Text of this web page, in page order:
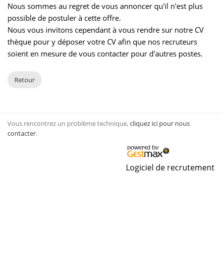
Nous sommes au regret de vous annoncer qu'il n'est plus
possible de postuler à cette offre.
Nous vous invitons cependant à vous rendre sur notre CV
thèque pour y déposer votre CV afin que nos recruteurs
soient en mesure de vous contacter pour d'autres postes.
Retour
Vous rencontrez un problème technique,cliquez ici pour nous
contacter.
Logiciel de recrutement